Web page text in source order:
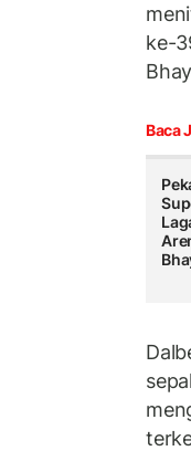
ke-
Baca